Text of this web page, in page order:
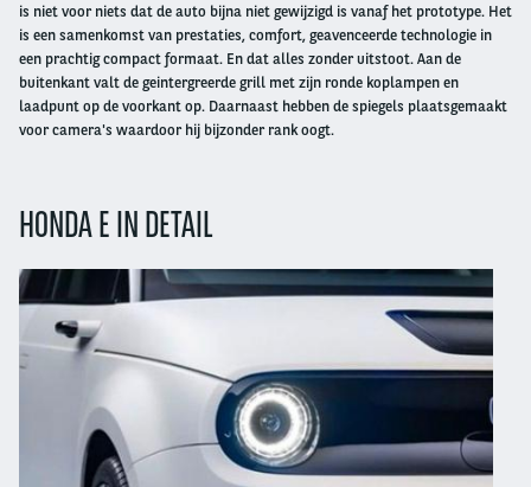
is niet voor niets dat de auto bijna niet gewijzigd is vanaf het prototype. Het
is een samenkomst van prestaties, comfort, geavenceerde technologie in
een prachtig compact formaat. En dat alles zonder uitstoot. Aan de
buitenkant valt de geintergreerde grill met zijn ronde koplampen en
laadpunt op de voorkant op. Daarnaast hebben de spiegels plaatsgemaakt
voor camera's waardoor hij bijzonder rank oogt.
HONDA E IN DETAIL